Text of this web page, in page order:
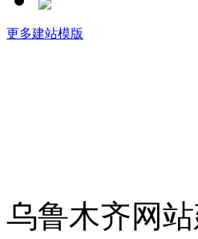
更多建站模版
乌鲁木齐网